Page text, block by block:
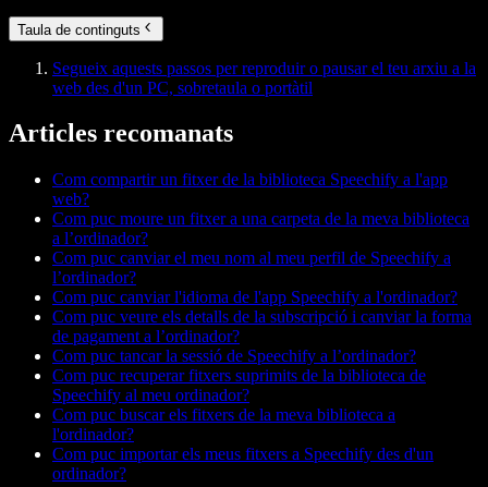
Taula de continguts
Segueix aquests passos per reproduir o pausar el teu arxiu a la
web des d'un PC, sobretaula o portàtil
Articles recomanats
Com compartir un fitxer de la biblioteca Speechify a l'app
web?
Com puc moure un fitxer a una carpeta de la meva biblioteca
a l’ordinador?
Com puc canviar el meu nom al meu perfil de Speechify a
l’ordinador?
Com puc canviar l'idioma de l'app Speechify a l'ordinador?
Com puc veure els detalls de la subscripció i canviar la forma
de pagament a l’ordinador?
Com puc tancar la sessió de Speechify a l’ordinador?
Com puc recuperar fitxers suprimits de la biblioteca de
Speechify al meu ordinador?
Com puc buscar els fitxers de la meva biblioteca a
l'ordinador?
Com puc importar els meus fitxers a Speechify des d'un
ordinador?